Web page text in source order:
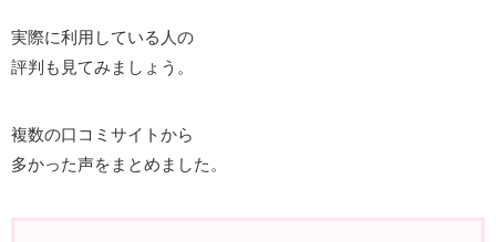
実際に利用している人の
評判も見てみましょう。
複数の口コミサイトから
多かった声をまとめました。